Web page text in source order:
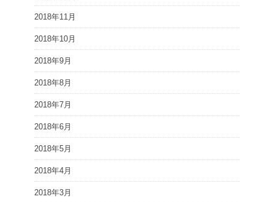
2018年11月
2018年10月
2018年9月
2018年8月
2018年7月
2018年6月
2018年5月
2018年4月
2018年3月